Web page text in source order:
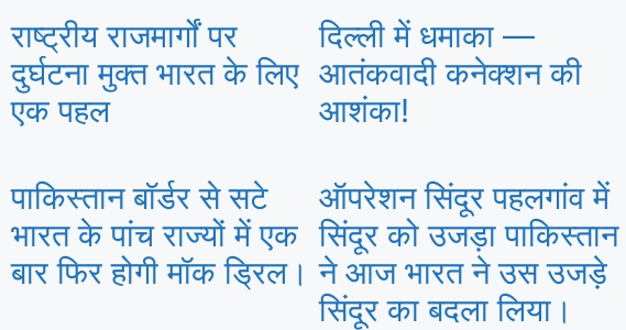
राष्ट्रीय राजमार्गों पर
दुर्घटना मुक्त भारत के लिए
एक पहल
दिल्ली में धमाका —
आतंकवादी कनेक्शन की
आशंका!
पाकिस्तान बॉर्डर से सटे
भारत के पांच राज्यों में एक
बार फिर होगी मॉक ड्रिल।
ऑपरेशन सिंदूर पहलगांव में
सिंदूर को उजड़ा पाकिस्तान
ने आज भारत ने उस उजड़े
सिंदूर का बदला लिया।